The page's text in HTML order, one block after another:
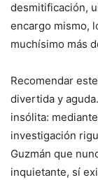
desmitificación,
encargo mismo,
muchísimo más
Recomendar
divertida y
insólita:
investigación
Guzmán que
inquietante, sí